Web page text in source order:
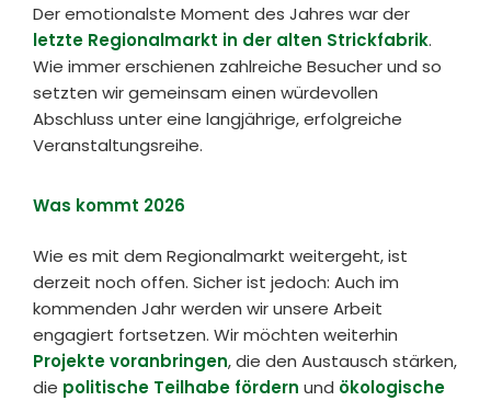
Der emotionalste Moment des Jahres war der
letzte Regionalmarkt in der alten Strickfabrik.
Wie immer erschienen zahlreiche Besucher und so
setzten wir gemeinsam einen würdevollen
Abschluss unter eine langjährige, erfolgreiche
Veranstaltungsreihe.
Was kommt 2026
Wie es mit dem Regionalmarkt weitergeht, ist
derzeit noch offen. Sicher ist jedoch: Auch im
kommenden Jahr werden wir unsere Arbeit
engagiert fortsetzen. Wir möchten weiterhin
Projekte voranbringen, die den Austausch stärken,
die politische Teilhabe fördern und ökologische